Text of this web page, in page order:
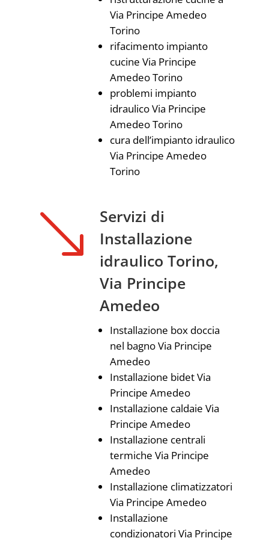
Via Principe Amedeo
Torino
rifacimento impianto
cucine Via Principe
Amedeo Torino
problemi impianto
idraulico Via Principe
Amedeo Torino
cura dell’impianto idraulico
Via Principe Amedeo
Torino
'
Servizi di
Installazione
idraulico Torino,
Via Principe
Amedeo
Installazione box doccia
nel bagno Via Principe
Amedeo
Installazione bidet Via
Principe Amedeo
Installazione caldaie Via
Principe Amedeo
Installazione centrali
termiche Via Principe
Amedeo
Installazione climatizzatori
Via Principe Amedeo
Installazione
condizionatori Via Principe